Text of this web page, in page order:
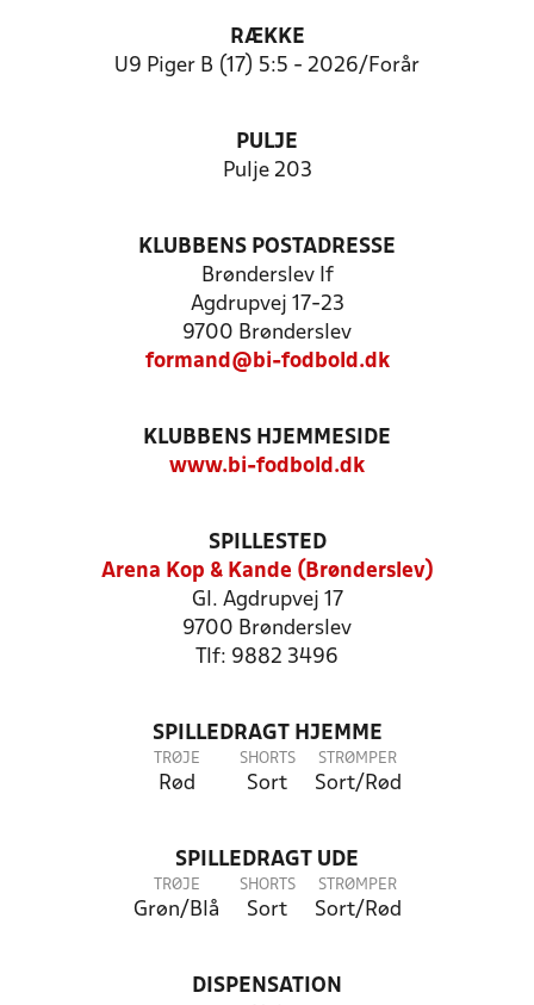
RÆKKE
U9 Piger B (17) 5:5 - 2026/Forår
PULJE
Pulje 203
KLUBBENS POSTADRESSE
Brønderslev If
Agdrupvej 17-23
9700 Brønderslev
formand@bi-fodbold.dk
KLUBBENS HJEMMESIDE
www.bi-fodbold.dk
SPILLESTED
Arena Kop & Kande (Brønderslev)
Gl. Agdrupvej 17
9700 Brønderslev
Tlf: 9882 3496
SPILLEDRAGT HJEMME
TRØJE
Rød
SHORTS
Sort
STRØMPER
Sort/Rød
SPILLEDRAGT UDE
TRØJE
Grøn/Blå
SHORTS
Sort
STRØMPER
Sort/Rød
DISPENSATION